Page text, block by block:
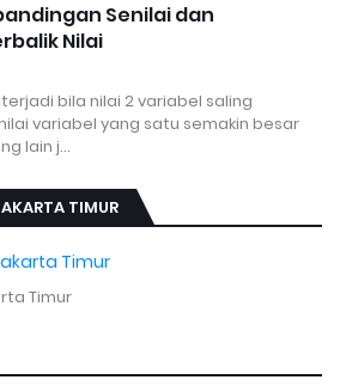
Senilai dan
Nilai
bila nilai 2 variabel saling
variabel yang satu semakin besar
lain j…
TIMUR
Timur